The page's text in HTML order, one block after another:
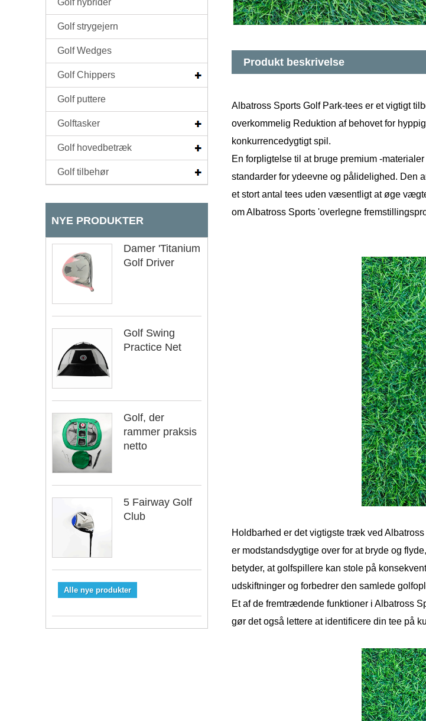
Golf strygejern
Golf Wedges
Golf Chippers
Golf puttere
Golftasker
Golf hovedbetræk
Golf tilbehør
NYE PRODUKTER
Damer 'Titanium
Golf Driver
Golf Swing
Practice Net
Golf, der
rammer praksis
netto
5 Fairway Golf
Club
Alle nye produkter
Produkt beskrivelse
Albatross Sports Golf Park-tees er et vigtigt
overkommelig Reduktion af behovet for
konkurrencedygtigt spil.
En forpligtelse til at bruge premium -
standarder for ydeevne og pålidelighed. Den
et stort antal tees uden væsentligt at øge
om Albatross Sports 'overlegne
Holdbarhed er det vigtigste træk ved
er modstandsdygtige over for at bryde og
betyder, at golfspillere kan stole på
udskiftninger og forbedrer den samlede
Et af de fremtrædende funktioner i Albatross
gør det også lettere at identificere din tee på